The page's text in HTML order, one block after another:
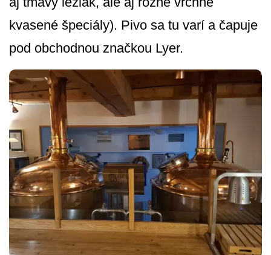
kvasené špeciály). Pivo sa tu varí a čapuje
pod obchodnou značkou Lyer.